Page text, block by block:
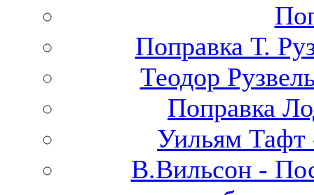
Поправка Т.
Теодор
Поправка
Уильям Тафт
В.Вильсон -